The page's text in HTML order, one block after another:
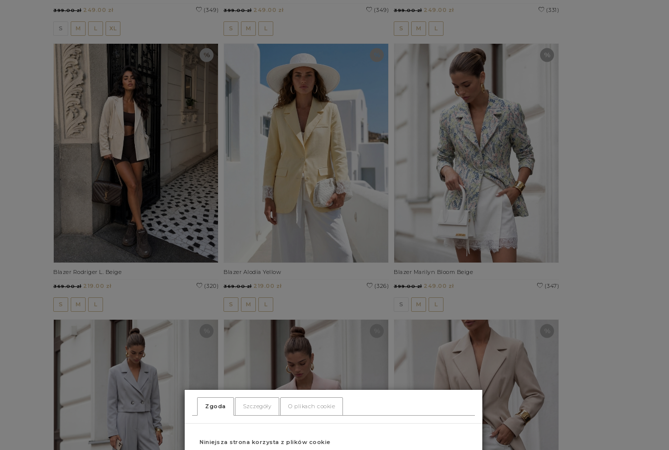
(349)
399.00 zł249.00 zł
S M L XL
(349)
399.00 zł249.00 zł
S M L
(331)
399.00 zł249.00 zł
S M L
Blazer Rodriger L. Beige
(320)
369.00 zł219.00 zł
S M L
Blazer Alodia Yellow
(326)
369.00 zł219.00 zł
S M L
Blazer Marilyn Bloom Beige
(347)
399.00 zł249.00 zł
S M L
Zgoda Szczegóły O plikach cookie
Niniejsza strona korzysta z plików cookie